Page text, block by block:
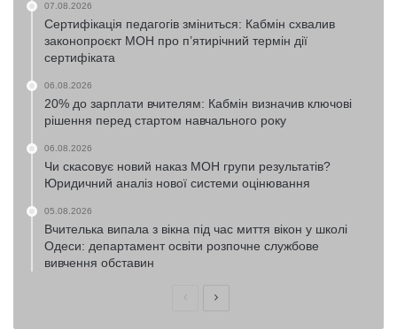
07.08.2026
Сертифікація педагогів зміниться: Кабмін схвалив
законопроєкт МОН про п’ятирічний термін дії
сертифіката
06.08.2026
20% до зарплати вчителям: Кабмін визначив ключові
рішення перед стартом навчального року
06.08.2026
Чи скасовує новий наказ МОН групи результатів?
Юридичний аналіз нової системи оцінювання
05.08.2026
Вчителька випала з вікна під час миття вікон у школі
Одеси: департамент освіти розпочне службове
вивчення обставин
ПопередняНаступна